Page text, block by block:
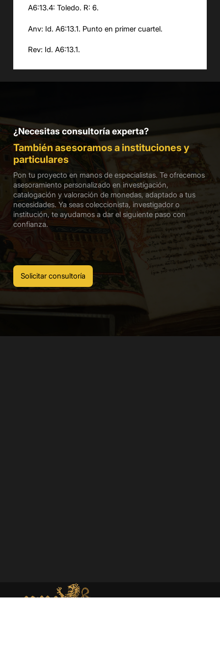
A6:13.4: Toledo. R: 6.
Anv: Id. A6:13.1. Punto en primer cuartel.
Rev: Id. A6:13.1.
¿Necesitas consultoría experta?
También asesoramos a instituciones y
particulares
Pon tu proyecto en manos de especialistas. Te ofrecemos
asesoramiento personalizado en investigación,
catalogación y valoración de monedas, adaptado a tus
necesidades. Ya seas coleccionista, investigador o
institución, te ayudamos a dar el siguiente paso con
confianza.
Solicitar consultoría